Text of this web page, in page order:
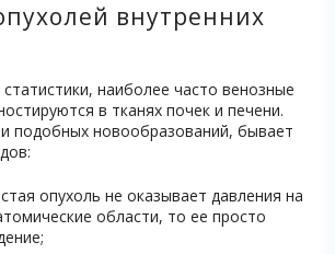
внутренних
наиболее часто венозные
в тканях почек и печени.
подобных новообразований, бывает
опухоль не оказывает давления на
области, то ее просто